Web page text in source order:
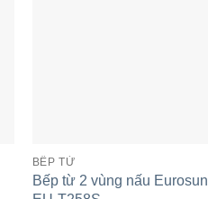
BẾP TỪ
Bếp từ 2 vùng nấu Eurosun